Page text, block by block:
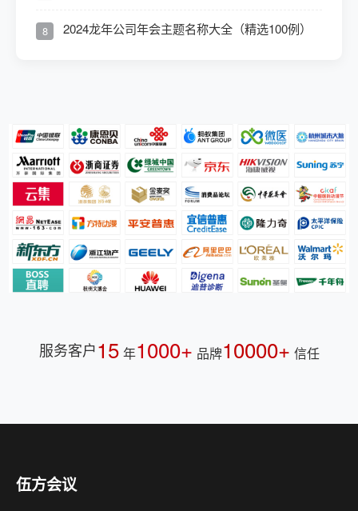
8 2024龙年公司年会主题名称大全（精选100例）
服务客户15 年1000+ 品牌10000+ 信任
伍方会议